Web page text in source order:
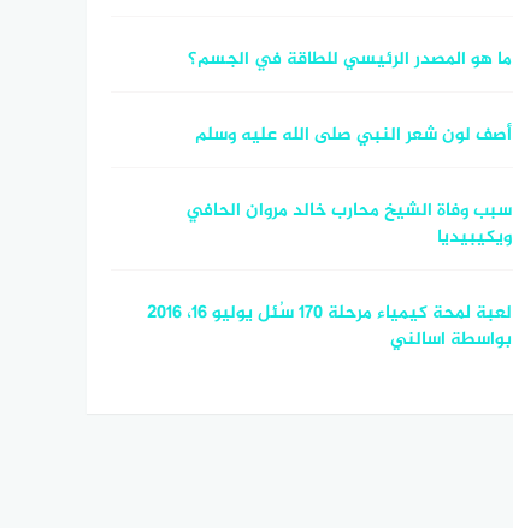
ما هو المصدر الرئيسي للطاقة في الجسم؟
أصف لون شعر النبي صلى الله عليه وسلم
سبب وفاة الشيخ محارب خالد مروان الحافي
ويكيبيديا
لعبة لمحة كيمياء مرحلة 170 سُئل يوليو 16، 2016
بواسطة اسالني